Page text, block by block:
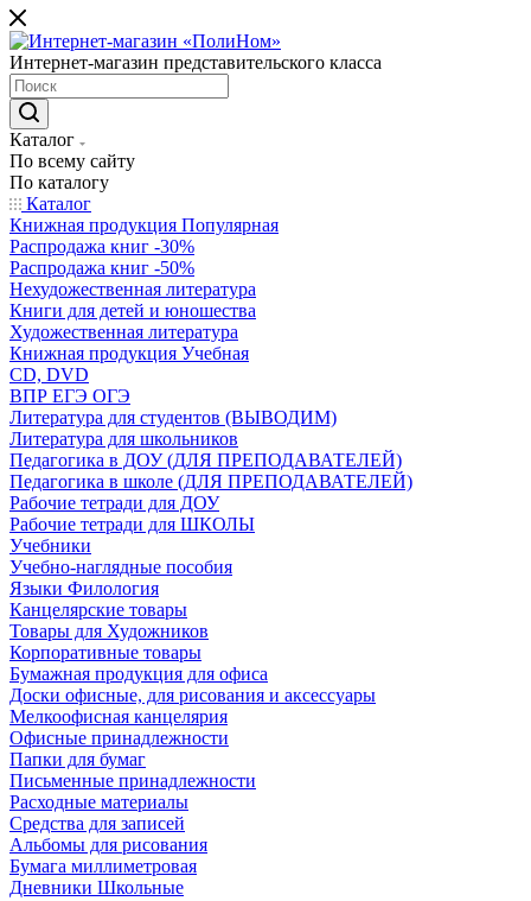
Интернет-магазин представительского класса
Каталог
По всему сайту
По каталогу
Каталог
Книжная продукция Популярная
Распродажа книг -30%
Распродажа книг -50%
Нехудожественная литература
Книги для детей и юношества
Художественная литература
Книжная продукция Учебная
CD, DVD
ВПР ЕГЭ ОГЭ
Литература для студентов (ВЫВОДИМ)
Литература для школьников
Педагогика в ДОУ (ДЛЯ ПРЕПОДАВАТЕЛЕЙ)
Педагогика в школе (ДЛЯ ПРЕПОДАВАТЕЛЕЙ)
Рабочие тетради для ДОУ
Рабочие тетради для ШКОЛЫ
Учебники
Учебно-наглядные пособия
Языки Филология
Канцелярские товары
Товары для Художников
Корпоративные товары
Бумажная продукция для офиса
Доски офисные, для рисования и аксессуары
Мелкоофисная канцелярия
Офисные принадлежности
Папки для бумаг
Письменные принадлежности
Расходные материалы
Средства для записей
Альбомы для рисования
Бумага миллиметровая
Дневники Школьные